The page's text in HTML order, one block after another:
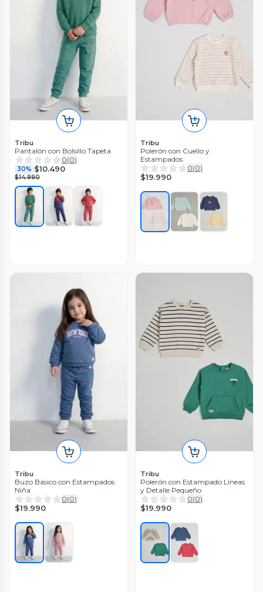
Tribu
Pantalón con Bolsillo Tapeta
0(0)
30% $10.490
$14.990
Tribu
Polerón con Cuello y
Estampados
0(0)
$19.990
Tribu
Buzo Básico con Estampados
Niña
0(0)
$19.990
Tribu
Polerón con Estampado Líneas
y Detalle Pequeño
0(0)
$19.990